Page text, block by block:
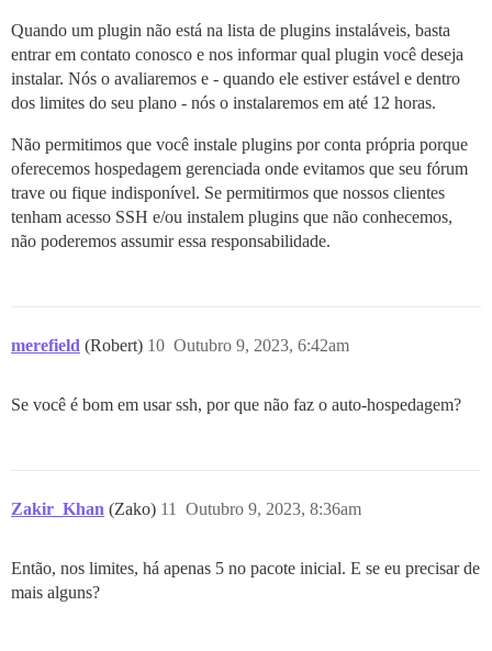
Quando um plugin não está na lista de plugins instaláveis, basta
entrar em contato conosco e nos informar qual plugin você deseja
instalar. Nós o avaliaremos e - quando ele estiver estável e dentro
dos limites do seu plano - nós o instalaremos em até 12 horas.
Não permitimos que você instale plugins por conta própria porque
oferecemos hospedagem gerenciada onde evitamos que seu fórum
trave ou fique indisponível. Se permitirmos que nossos clientes
tenham acesso SSH e/ou instalem plugins que não conhecemos,
não poderemos assumir essa responsabilidade.
merefield (Robert) Outubro 9, 2023, 6:42am
10
Se você é bom em usar ssh, por que não faz o auto-hospedagem?
Zakir_Khan (Zako) Outubro 9, 2023, 8:36am
11
Então, nos limites, há apenas 5 no pacote inicial. E se eu precisar de
mais alguns?